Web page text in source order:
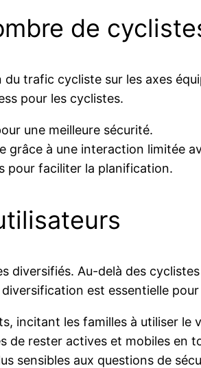
de
trafic cycliste sur les axes
pour les cyclistes.
une meilleure sécurité.
grâce à une interaction limitée
pour faciliter la planification.
diversifiés. Au-delà des
est essentielle
incitant les familles à utiliser le
de rester actives et mobiles en
sensibles aux questions de